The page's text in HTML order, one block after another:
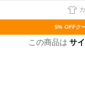
5% OFFク
この商品は サ